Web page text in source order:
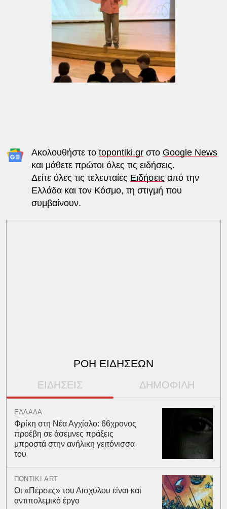
Ακολουθήστε το topontiki.grστο Google News
και μάθετε πρώτοι όλες τις ειδήσεις.
Δείτε όλες τις τελευταίες Ειδήσεις από την
Ελλάδα και τον Κόσμο, τη στιγμή που
συμβαίνουν.
ΡΟΗ ΕΙΔΗΣΕΩΝ
ΕΙΔΗΣΕΙΣ ΔΗΜΟΦΙΛΗ
ΕΛΛΑΔΑ
Φρίκη στη Νέα Αγχίαλο: 66χρονος
προέβη σε άσεμνες πράξεις
μπροστά στην ανήλικη γειτόνισσα
του
ΠΟΝΤΙΚΙ ART
Οι «Πέρσες» του Αισχύλου είναι και
αντιπολεμικό έργο